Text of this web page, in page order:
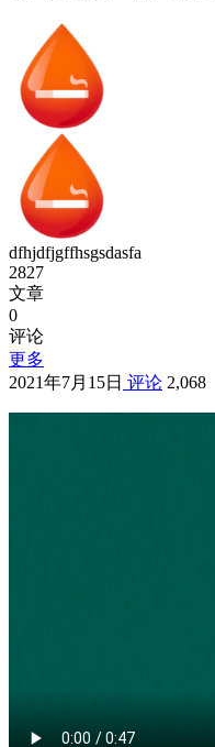
dfhjdfjgffhsgsdasfa
2827
文章
0
评论
更多
2021年7月15日 评论 2,068